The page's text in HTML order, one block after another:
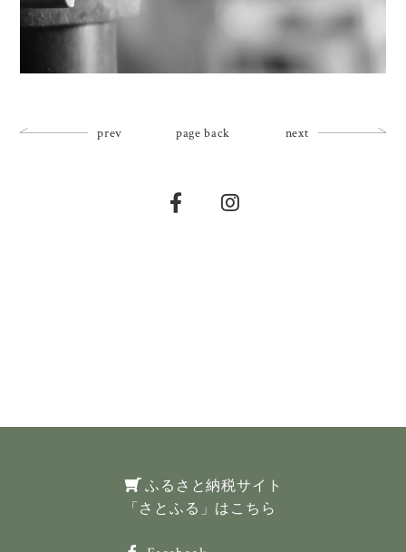
prev next
page back
ふるさと納税サイト
「さとふる」はこちら